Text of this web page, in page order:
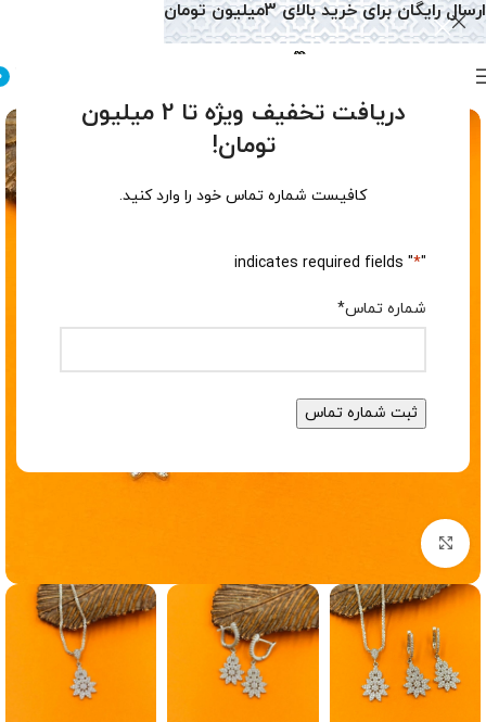
دریافت تخفیف ویژه تا 2 میلیون
تومان!
کافیست شماره تماس خود را وارد کنید.
"
*
" indicates required fields
شماره تماس*
برای بزرگنمایی کلیک کنید
ارسال رایگان برای خرید بالای 3میلیون تومان